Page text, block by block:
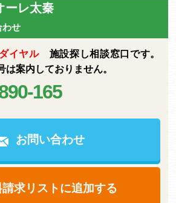
ーレ太秦
わせ
イヤル施設探し相談窓口です。
は案内しておりません。
165
お問い合わせ
請求リストに追加する